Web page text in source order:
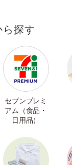
探す
セブンプレミ
アム（食品・
日用品）